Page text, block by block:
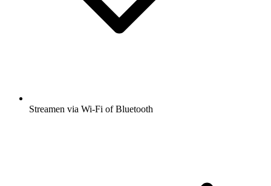
Streamen via Wi-Fi of Bluetooth